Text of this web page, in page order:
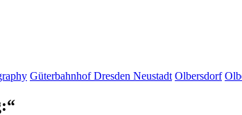
Güterbahnhof Dresden Neustadt Olbersdorf